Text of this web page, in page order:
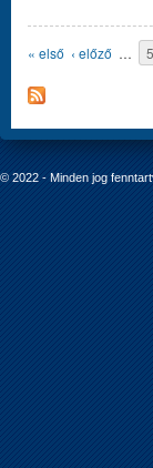
Oldalak
« első ‹ előző … 5
© 2022 - Minden jog